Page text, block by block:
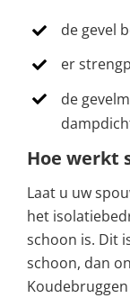
de gevel
er
de
Hoe werkt
Laat u uw
het
schoon is. Dit
schoon, dan